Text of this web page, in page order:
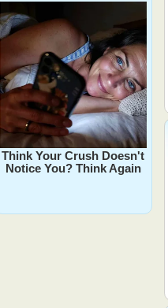
Think Your Crush Doesn't
Notice You? Think Again